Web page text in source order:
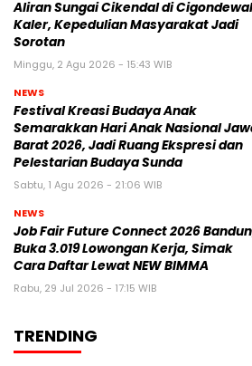
Aliran Sungai Cikendal di
Kaler, Kepedulian Masyarakat Jadi
Sorotan
Minggu, 2 Agu 2026 - 15:43 WIB
NEWS
Festival Kreasi Budaya Anak
Semarakkan Hari Anak Nasional
Barat 2026, Jadi Ruang Ekspresi dan
Pelestarian Budaya Sunda
Sabtu, 1 Agu 2026 - 21:06 WIB
NEWS
Job Fair Future Connect 2026
Buka 3.019 Lowongan Kerja, Simak
Cara Daftar Lewat NEW BIMMA
Rabu, 29 Jul 2026 - 17:15 WIB
TRENDING